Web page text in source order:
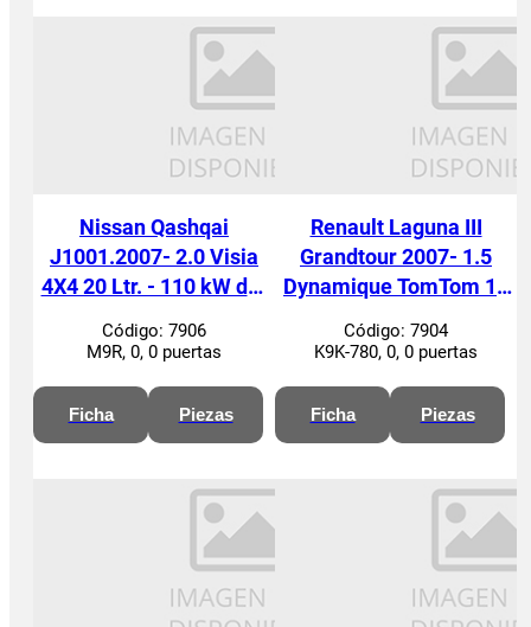
Nissan Qashqai
J1001.2007- 2.0 Visia
4X4 20 Ltr. - 110 kW dCi
Código: 7906
M9R, 0, 0 puertas
Ficha Piezas
Renault Laguna III
Grandtour 2007- 1.5
Dynamique TomTom 15
Código: 7904
K9K-780, 0, 0 puertas
Ficha Piezas